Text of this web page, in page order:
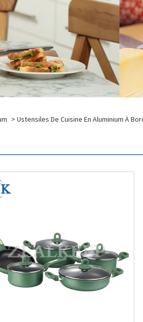
> Ustensiles De Cuisine En Aluminium À